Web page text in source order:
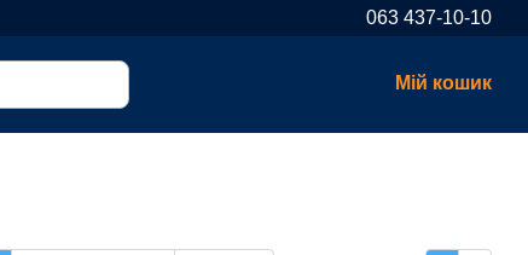
063 437-10-10
Мій кошик